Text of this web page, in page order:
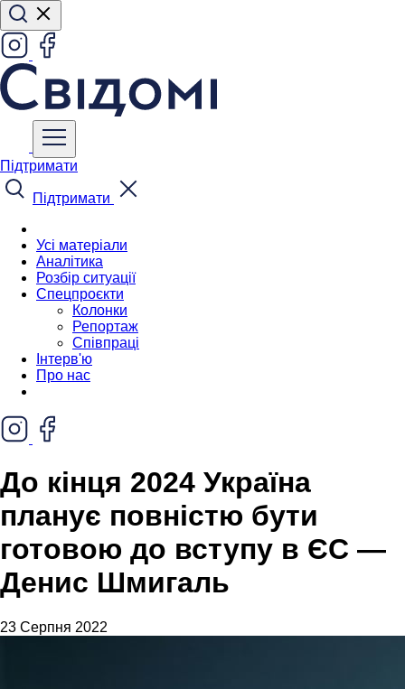
Підтримати
Підтримати
Усі матеріали
Аналітика
Розбір ситуації
Спецпроєкти
Колонки
Репортаж
Співпраці
Інтерв'ю
Про нас
До кінця 2024 Україна
планує повністю бути
готовою до вступу в ЄС —
Денис Шмигаль
23 Серпня 2022